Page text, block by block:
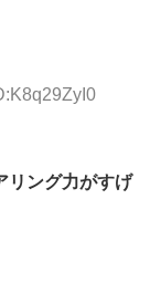
リング力がすげ